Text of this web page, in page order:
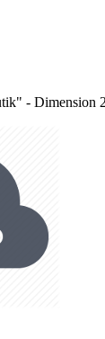
- Dimension